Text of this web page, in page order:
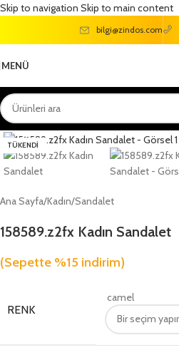
Skip to navigation Skip to main content
bilgi@zindos.com
MENÜ
TÜKENDI
Büyütmek için tıklayın
Ana Sayfa/Kadın/Sandalet
158589.z2fx Kadın Sandalet
(Sepette %15 indirim)
RENK
camel